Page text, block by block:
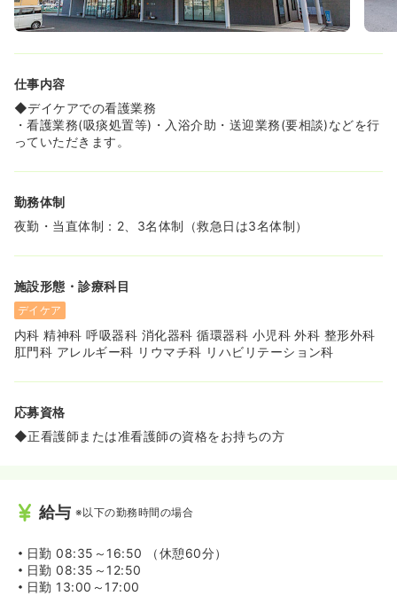
仕事内容
◆デイケアでの看護業務
・看護業務(吸痰処置等)・入浴介助・送迎業務(要相談)などを行
っていただきます。
勤務体制
夜勤・当直体制：2、3名体制（救急日は3名体制）
施設形態・診療科目
デイケア
内科 精神科 呼吸器科 消化器科 循環器科 小児科 外科 整形外科
肛門科 アレルギー科 リウマチ科 リハビリテーション科
応募資格
◆正看護師または准看護師の資格をお持ちの方
給与 ※以下の勤務時間の場合
日勤 08:35～16:50 （休憩60分）
日勤 08:35～12:50
日勤 13:00～17:00